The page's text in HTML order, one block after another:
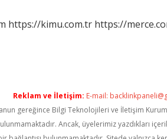
https://kimu.com.tr https://
Reklam ve İletişim: E-mail:
gereğince Bilgi Teknolojileri ve İletişim
Ancak, üyelerimiz yazdıkları